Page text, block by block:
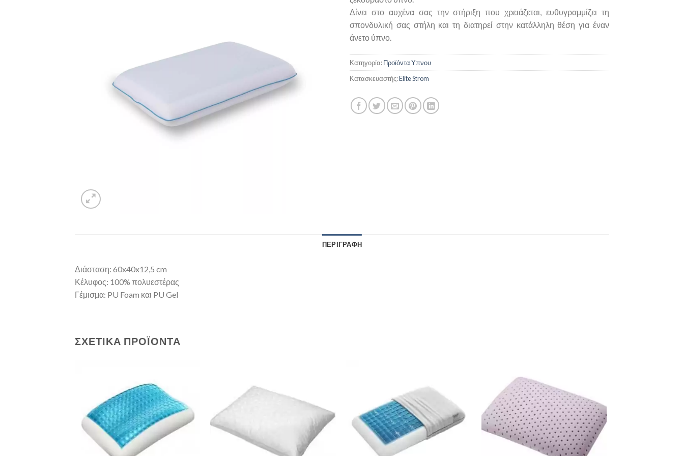
Δίνει στο αυχένα σας την στήριξη που χρειάζεται, ευθυγραμμίζει τη
σπονδυλική σας στήλη και τη διατηρεί στην κατάλληλη θέση για έναν
άνετο ύπνο.
Κατηγορία:Προϊόντα Υπνου
Κατασκευαστής:Elite Strom
ΠΕΡΙΓΡΑΦΉ
Διάσταση: 60x40x12,5 cm
Κέλυφος: 100% πολυεστέρας
Γέμισμα: PU Foam και PU Gel
ΣΧΕΤΙΚΆ ΠΡΟΪΌΝΤΑ